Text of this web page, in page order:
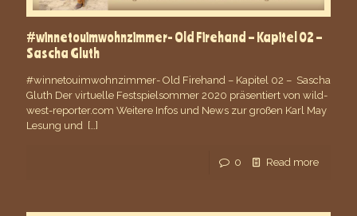
#winnetouimwohnzimmer- Old Firehand – Kapitel 02 –
Sascha Gluth
#winnetouimwohnzimmer- Old Firehand – Kapitel 02 – Sascha
Gluth Der virtuelle Festspielsommer 2020 präsentiert von wild-
west-reporter.com Weitere Infos und News zur großen Karl May
Lesung und
[…]
0 Read more